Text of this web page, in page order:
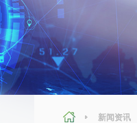
危险废物鉴别
农用地土壤调查
有毒有害检测
运动场地检测
涉水产品检测
放射卫生检测
新闻资讯